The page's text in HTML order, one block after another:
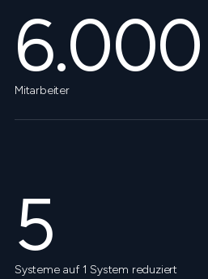
6.000
Mitarbeiter
5
Systeme auf 1 System reduziert